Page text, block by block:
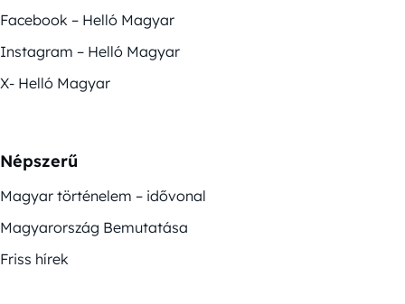
Facebook – Helló Magyar
Instagram – Helló Magyar
X- Helló Magyar
Népszerű
Magyar történelem – idővonal
Magyarország Bemutatása
Friss hírek